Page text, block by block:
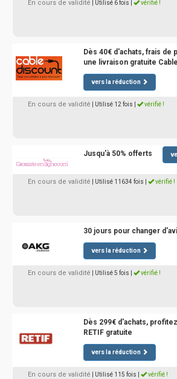
En cours de validité | Utilisé 6 fois vérifié !
Dès 40€ d'achats, frais
une livraison gratuite
vers la réduction
En cours de validité | Utilisé 12 fois vérifié !
Jusqu'à 50% offerts
En cours de validité | Utilisé 11634 fois vérifié !
30 jours pour changer
vers la réduction
En cours de validité | Utilisé 5 fois vérifié !
Dès 299€ d'achats,
RETIF gratuite
vers la réduction
En cours de validité | Utilisé 115 fois vérifié !